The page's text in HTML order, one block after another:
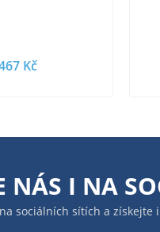
Kč
NÁS I NA
sociálních sítích a získejte